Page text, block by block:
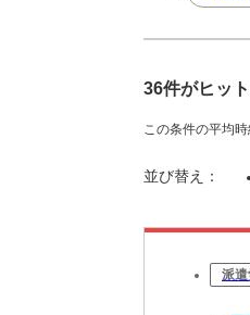
36件がヒット
この条件の平均
並び替え：
派